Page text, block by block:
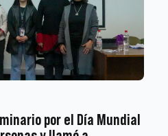
por el Día Mundial